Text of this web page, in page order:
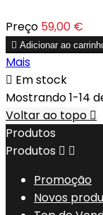
Preço 59,00 €
 Adicionar ao
Mais
 Em stock
Mostrando 1-14
Voltar ao topo 
Produtos
Produtos  
Promoção
Novos